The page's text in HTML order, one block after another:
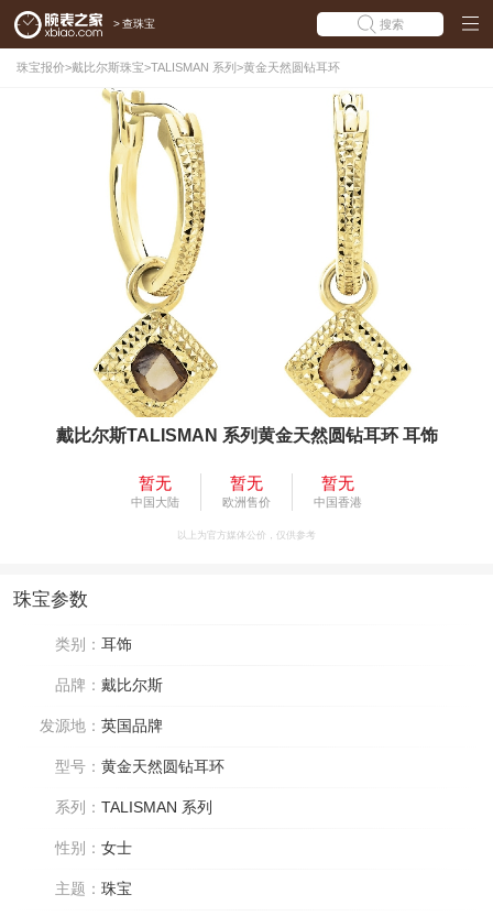
> 查珠宝 搜索
珠宝报价>戴比尔斯珠宝>TALISMAN 系列 >黄金天然圆钻耳环
戴比尔斯TALISMAN 系列黄金天然圆钻耳环 耳饰
暂无
中国大陆
暂无
欧洲售价
暂无
中国香港
以上为官方媒体公价，仅供参考
珠宝参数
类别： 耳饰
品牌： 戴比尔斯
发源地： 英国品牌
型号： 黄金天然圆钻耳环
系列： TALISMAN 系列
性别： 女士
主题： 珠宝